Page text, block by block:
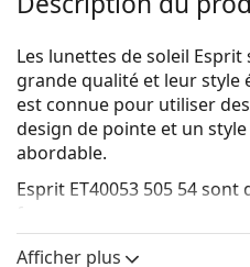
Les lunettes de soleil
grande qualité et leur style
est connue pour utiliser
design de pointe et un
abordable.
Esprit ET40053 505 54sont
femmes.
Voyez à quoi vous
Afficher plus